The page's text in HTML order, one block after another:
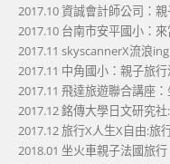
2017.10 資誠會計師公司：
2017.10 台南市安平國小：
2017.11 skyscannerX流浪
2017.11 中角國小：親子旅
2017.11 飛達旅遊聯合講座
2017.12 銘傳大學日文研究
2017.12 旅行X人生X自由:旅
2018.01 坐火車親子法國旅行